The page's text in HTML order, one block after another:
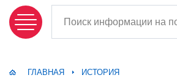
ГЛАВНАЯ ИСТОРИЯ